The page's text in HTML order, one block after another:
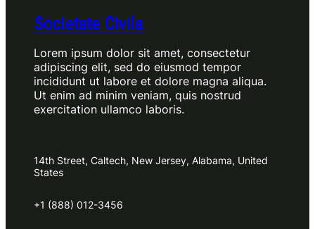
Societate Civila
Lorem ipsum dolor sit amet, consectetur
adipiscing elit, sed do eiusmod tempor
incididunt ut labore et dolore magna aliqua.
Ut enim ad minim veniam, quis nostrud
exercitation ullamco laboris.
14th Street, Caltech, New Jersey, Alabama, United
States
+1 (888) 012-3456